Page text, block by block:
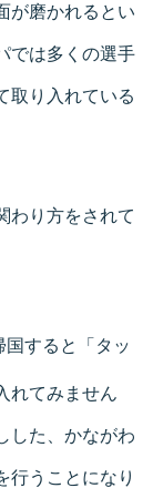
が磨かれるとい
では多くの選手
取り入れている
り方をされて
国すると「タッ
れてみません
した、かながわ
行うことになり